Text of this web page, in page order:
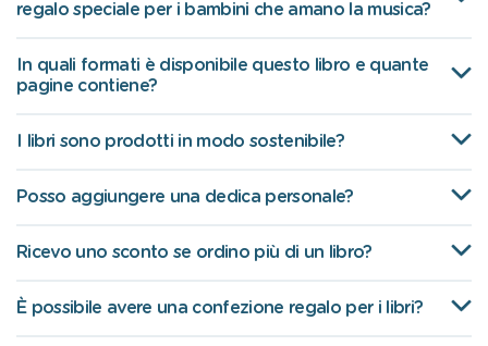
regalo speciale per i bambini che amano la musica?
In quali formati è disponibile questo libro e quante
pagine contiene?
I libri sono prodotti in modo sostenibile?
Posso aggiungere una dedica personale?
Ricevo uno sconto se ordino più di un libro?
È possibile avere una confezione regalo per i libri?